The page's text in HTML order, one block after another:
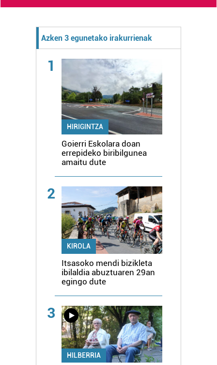
Azken 3 egunetako irakurrienak
1
HIRIGINTZA
Goierri Eskolara doan
errepideko biribilgunea
amaitu dute
2
KIROLA
Itsasoko mendi bizikleta
ibilaldia abuztuaren 29an
egingo dute
3
HILBERRIA